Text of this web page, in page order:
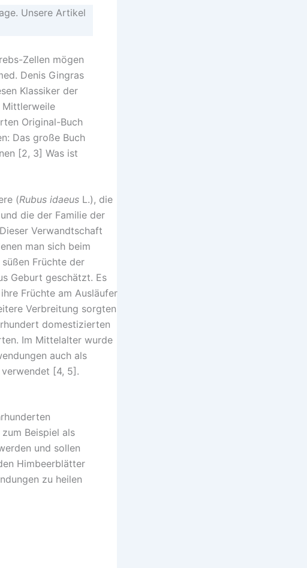
Unsere Artikel
Zellen mögen
Denis Gingras
Klassiker der
Mittlerweile
Original-Buch
Das große Buch
[2, 3] Was ist
(Rubus idaeus L.), die
die der Familie der
Verwandtschaft
man sich beim
Früchte der
Geburt geschätzt. Es
Früchte am Ausläufer
Verbreitung sorgten
domestizierten
Im Mittelalter wurde
auch als
[4, 5].
Beispiel als
und sollen
Himbeerblätter
zu heilen